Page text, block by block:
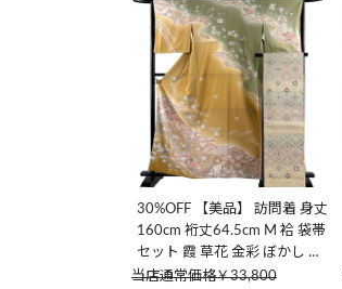
30%OFF 【美品】 訪問着 身丈
160cm 裄丈64.5cm M 袷 袋帯
セット 霞 草花 金彩 ぼかし 薄
黄土色 正絹 名品 K30
当店通常価格￥33,800